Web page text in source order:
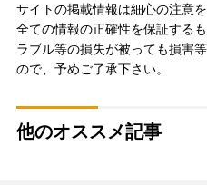
サイトの掲載情報は細心の注意
全ての情報の正確性を保証する
ラブル等の損失が被っても損害
ので、予めご了承下さい。
他のオススメ記事